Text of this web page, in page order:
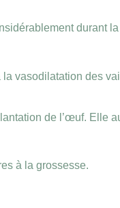
durant
vasodilatation des
de l’œuf. Elle
à la grossesse.